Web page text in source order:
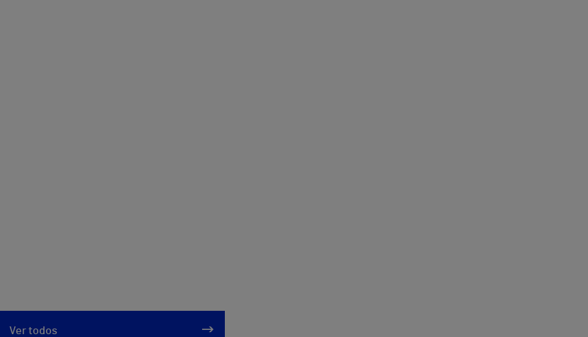
Ver todos